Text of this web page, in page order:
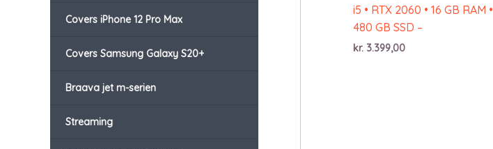
Covers iPhone 12 Pro Max
Covers Samsung Galaxy S20+
Braava jet m-serien
Streaming
i5 • RTX 2060 • 16 GB RAM •
480 GB SSD –
kr. 3.399,00